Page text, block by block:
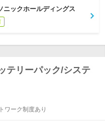
ニックホールディングス
テリーパック/システ
ワーク制度あり